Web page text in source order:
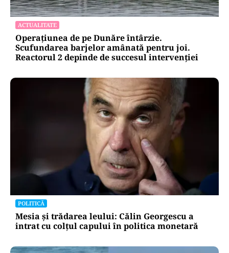
ACTUALITATE
Operațiunea de pe Dunăre întârzie.
Scufundarea barjelor amânată pentru joi.
Reactorul 2 depinde de succesul intervenției
POLITICĂ
Mesia și trădarea leului: Călin Georgescu a
intrat cu colțul capului în politica monetară